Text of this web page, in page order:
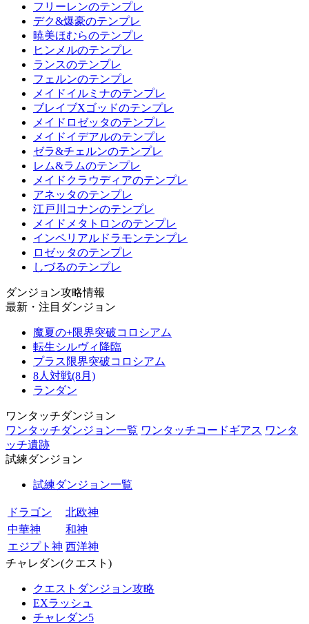
フリーレンのテンプレ
デク&爆豪のテンプレ
暁美ほむらのテンプレ
ヒンメルのテンプレ
ランスのテンプレ
フェルンのテンプレ
メイドイルミナのテンプレ
ブレイブXゴッドのテンプレ
メイドロゼッタのテンプレ
メイドイデアルのテンプレ
ゼラ&チェルンのテンプレ
レム&ラムのテンプレ
メイドクラウディアのテンプレ
アネッタのテンプレ
江戸川コナンのテンプレ
メイドメタトロンのテンプレ
インペリアルドラモンテンプレ
ロゼッタのテンプレ
しづるのテンプレ
ダンジョン攻略情報
最新・注目ダンジョン
魔夏の+限界突破コロシアム
転生シルヴィ降臨
プラス限界突破コロシアム
8人対戦(8月)
ランダン
ワンタッチダンジョン
ワンタッチダンジョン一覧 ワンタッチコードギアス ワンタ
ッチ遺跡
試練ダンジョン
試練ダンジョン一覧
ドラゴン
北欧神
中華神
和神
エジプト神 西洋神
チャレダン(クエスト)
クエストダンジョン攻略
EXラッシュ
チャレダン5